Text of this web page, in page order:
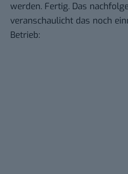
werden. Fertig. Das
veranschaulicht das noch
Betrieb: